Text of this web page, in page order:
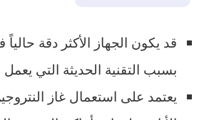
قد يكون الجهاز الأكثر دقة
بسبب التقنية الحديثة التي يعمل
يعتمد على استعمال غاز